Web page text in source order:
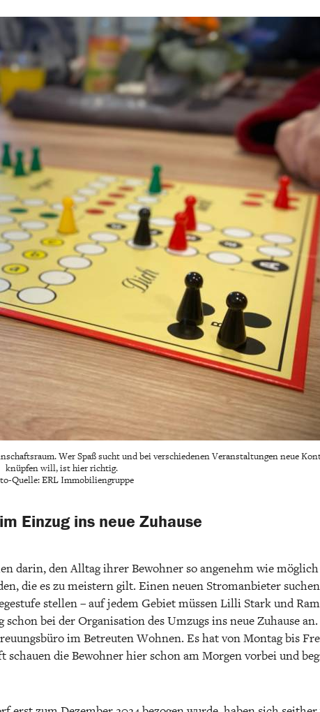
Wer Spaß sucht und bei verschiedenen Veranstaltungen neue
knüpfen will, ist hier richtig.
Quelle: ERL Immobiliengruppe
Einzug ins neue Zuhause
darin, den Alltag ihrer Bewohner so angenehm wie
die es zu meistern gilt. Einen neuen Stromanbieter
stellen – auf jedem Gebiet müssen Lilli Stark und
bei der Organisation des Umzugs ins neue Zuhause
im Betreuten Wohnen. Es hat von Montag bis
die Bewohner hier schon am Morgen vorbei und